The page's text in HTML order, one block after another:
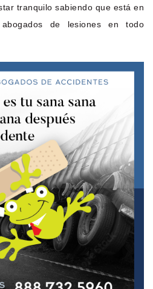
tranquilo sabiendo que está en
de lesiones en todo